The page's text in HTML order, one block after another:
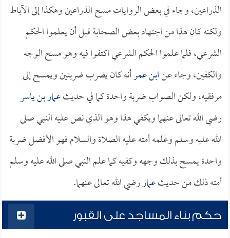
الذراعين، وجاء في بعض الروايات مسح الذراعين وهكذا إلى الآباط
ولكنه كان هذا من اجتهاد بعض الصحابة قبل أن يعلموا الحكم
الشرعي، فلما علموا الحكم الشرعي اكتفوا فيه وهو مسح الوجه
والكفين، وجاء عنابن عمرأنه كان يضرب ضربتين ويمسح إلى
مرفقيه، ولكن الصواب ضربة واحدة كما في حديثعمار بن ياسر
رضي الله تعالى عنهما ويكفي هذا وهو الذي نص عليه النبي صلى
الله عليه وسلم وعلمه أمته عليه الصلاة والسلام فهو الأفضل ضربة
واحدة يمسح بذلك وجهه وكفيه كما علم النبي صلى الله عليه وسلم
أمته ذلك من حديثعماررضي الله تعالى عنهما.
حكم بناء المساجد على القبور